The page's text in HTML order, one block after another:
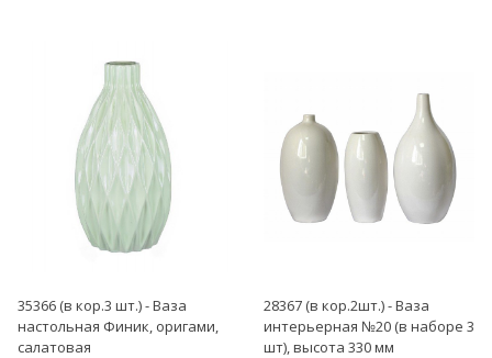
35366 (в кор.3 шт.) - Ваза
настольная Финик, оригами,
салатовая
28367 (в кор.2шт.) - Ваза
интерьерная №20 (в наборе 3
шт), высота 330 мм